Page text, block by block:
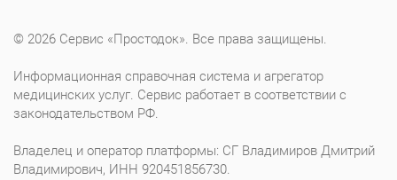
© 2026 Сервис «Простодок». Все права защищены.
Информационная справочная система и агрегатор
медицинских услуг. Сервис работает в соответствии с
законодательством РФ.
Владелец и оператор платформы: СГ Владимиров Дмитрий
Владимирович, ИНН 920451856730.